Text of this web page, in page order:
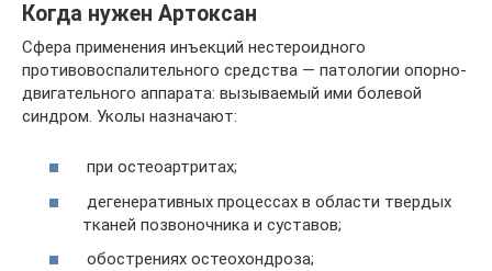
Когда нужен Артоксан
Сфера применения инъекций нестероидного
противовоспалительного средства — патологии опорно-
двигательного аппарата: вызываемый ими болевой
синдром. Уколы назначают:
при остеоартритах;
дегенеративных процессах в области твердых
тканей позвоночника и суставов;
обострениях остеохондроза;